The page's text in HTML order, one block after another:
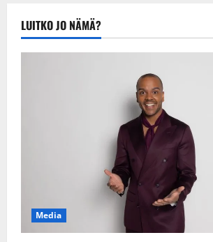
LUITKO JO NÄMÄ?
Media